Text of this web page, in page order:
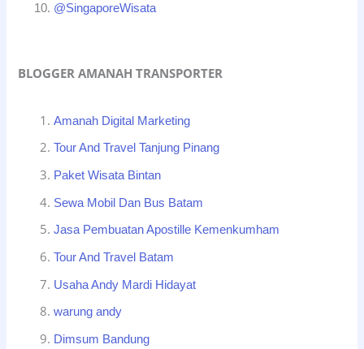
@SingaporeWisata
BLOGGER AMANAH TRANSPORTER
Amanah Digital Marketing
Tour And Travel Tanjung Pinang
Paket Wisata Bintan
Sewa Mobil Dan Bus Batam
Jasa Pembuatan Apostille Kemenkumham
Tour And Travel Batam
Usaha Andy Mardi Hidayat
warung andy
Dimsum Bandung